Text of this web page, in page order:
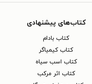
کتاب‌های پیشنهادی
کتاب بادام
کتاب کیمیاگر
کتاب اسب سیاه
کتاب اثر مرکب